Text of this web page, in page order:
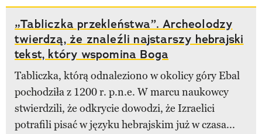
„Tabliczka przekleństwa”. Archeolodzy
twierdzą, że znaleźli najstarszy hebrajski
tekst, który wspomina Boga
Tabliczka, którą odnaleziono w okolicy góry Ebal
pochodziła z 1200 r. p.n.e. W marcu naukowcy
stwierdzili, że odkrycie dowodzi, że Izraelici
potrafili pisać w języku hebrajskim już w czasa...